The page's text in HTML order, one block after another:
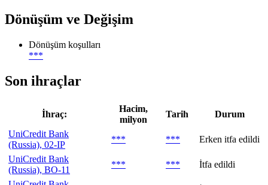
Dönüşüm ve Değişim
Dönüşüm koşulları
***
Son ihraçlar
İhraç:
Hacim,
milyon
Tarih
Durum
UniCredit Bank
(Russia), 02-IP
*** ***
Erken itfa edildi
UniCredit Bank
(Russia), BO-11
*** ***
İtfa edildi